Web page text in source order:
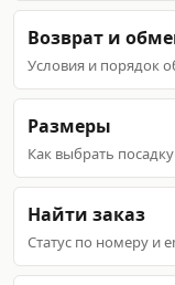
Возврат и
Условия и порядок
Размеры
Как выбрать посадку
Найти заказ
Статус по номеру и